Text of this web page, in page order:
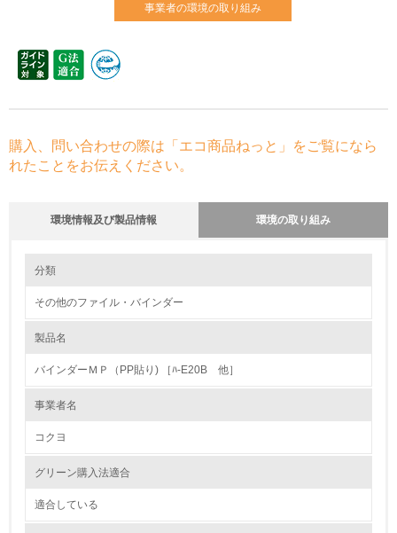
事業者の環境の取り組み
購入、問い合わせの際は「エコ商品ねっと」をご覧になら
れたことをお伝えください。
環境情報及び製品情報 環境の取り組み
1.環境取り組み体制
分類
その他のファイル・バインダー
製品名
バインダーＭＰ（PP貼り) ［ﾊ-E20B 他］
事業者名
コクヨ
グリーン購入法適合
適合している